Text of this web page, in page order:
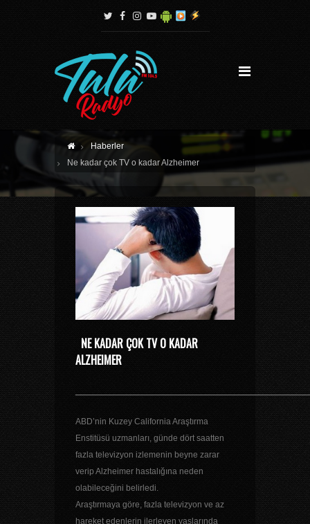
Haberler
Ne kadar çok TV o kadar Alzheimer
NE KADAR ÇOK TV O KADAR
ALZHEIMER
ABD’nin Kuzey California Araştırma
Enstitüsü uzmanları, günde dört saatten
fazla televizyon izlemenin beyne zarar
verip Alzheimer hastalığına neden
olabileceğini belirledi.
Araştırmaya göre, fazla televizyon ve az
hareket edenlerin ilerleyen yaşlarında